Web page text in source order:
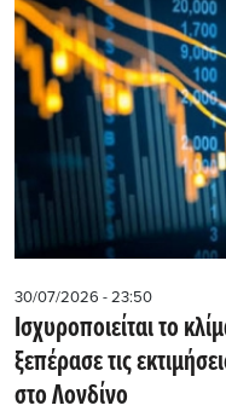
30/07/2026 - 23:50
Iσχυροποιείται το
ξεπέρασε τις
στο Λονδίνο